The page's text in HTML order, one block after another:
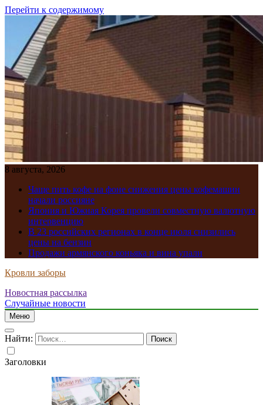
Перейти к содержимому
8 августа, 2026
Чаще пить кофе на фоне снижения цены кофемашин
начали россияне
Япония и Южная Корея провели совместную валютную
интервенцию
В 23 российских регионах в конце июля снизились
цены на бензин
Продажи армянского коньяка и вина упали
Кровли заборы
Новостная рассылка
Случайные новости
Меню
Найти:
Заголовки